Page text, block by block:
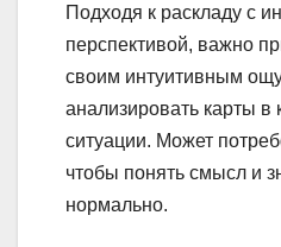
Подходя к раскладу с
перспективой, важно
своим интуитивным
анализировать карты в
ситуации. Может
чтобы понять смысл и
нормально.